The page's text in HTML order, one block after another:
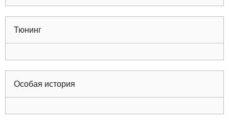
Тюнинг
Особая история